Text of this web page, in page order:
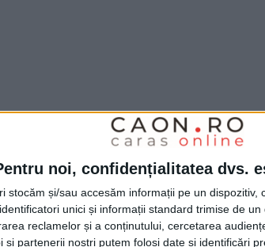
noi, confidențialitatea dvs.
stocăm și/sau accesăm informații pe un
unici și informații standard trimise de
reclamelor și a conținutului, cercetarea
și partenerii noștri putem folosi date și identificări
executiv al Agenţiei pentru Protecţia
n-a dorit să detalieze subiectul,
Colegiului Prefectural doar cu un
aerului cu aparatura defectă.
mai clare şi mai stricte în